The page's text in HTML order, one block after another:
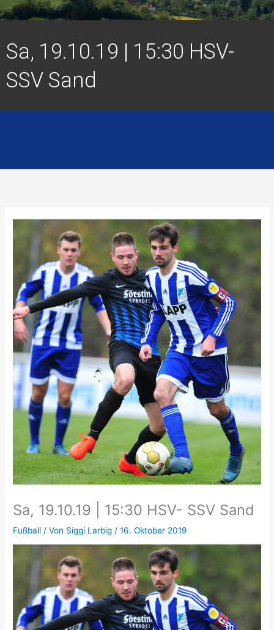
Sa, 19.10.19 | 15:30 HSV-
SSV Sand
Sa, 19.10.19 | 15:30 HSV- SSV Sand
Fußball / Von Siggi Larbig /16. Oktober 2019